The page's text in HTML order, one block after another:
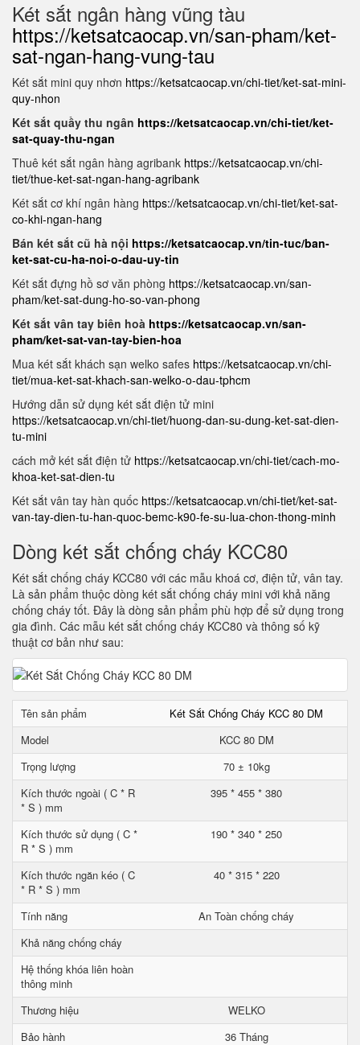
Két sắt ngân hàng vũng tàu
https://ketsatcaocap.vn/san-pham/ket-
sat-ngan-hang-vung-tau
Két sắt mini quy nhơn https://ketsatcaocap.vn/chi-tiet/ket-sat-mini-
quy-nhon
Két sắt quầy thu ngân https://ketsatcaocap.vn/chi-tiet/ket-
sat-quay-thu-ngan
Thuê két sắt ngân hàng agribank https://ketsatcaocap.vn/chi-
tiet/thue-ket-sat-ngan-hang-agribank
Két sắt cơ khí ngân hàng https://ketsatcaocap.vn/chi-tiet/ket-sat-
co-khi-ngan-hang
Bán két sắt cũ hà nội https://ketsatcaocap.vn/tin-tuc/ban-
ket-sat-cu-ha-noi-o-dau-uy-tin
Két sắt đựng hồ sơ văn phòng https://ketsatcaocap.vn/san-
pham/ket-sat-dung-ho-so-van-phong
Két sắt vân tay biên hoà https://ketsatcaocap.vn/san-
pham/ket-sat-van-tay-bien-hoa
Mua két sắt khách sạn welko safes https://ketsatcaocap.vn/chi-
tiet/mua-ket-sat-khach-san-welko-o-dau-tphcm
Hướng dẫn sử dụng két sắt điện tử mini
https://ketsatcaocap.vn/chi-tiet/huong-dan-su-dung-ket-sat-dien-
tu-mini
cách mở két sắt điện tử https://ketsatcaocap.vn/chi-tiet/cach-mo-
khoa-ket-sat-dien-tu
Két sắt vân tay hàn quốc https://ketsatcaocap.vn/chi-tiet/ket-sat-
van-tay-dien-tu-han-quoc-bemc-k90-fe-su-lua-chon-thong-minh
Dòng két sắt chống cháy KCC80
Két sắt chống cháy KCC80 với các mẫu khoá cơ, điện tử, vân tay.
Là sản phẩm thuộc dòng két sắt chống cháy mini với khả năng
chống cháy tốt. Đây là dòng sản phẩm phù hợp để sử dụng trong
gia đình. Các mẫu két sắt chống cháy KCC80 và thông số kỹ
thuật cơ bản như sau:
Tên sản phẩm
Két Sắt Chống Cháy KCC 80 DM
Model
KCC 80 DM
Trọng lượng
70 ± 10kg
Kích thước ngoài ( C * R
* S ) mm
395 * 455 * 380
Kích thước sử dụng ( C *
R * S ) mm
190 * 340 * 250
Kích thước ngăn kéo ( C
* R * S ) mm
40 * 315 * 220
Tính năng
An Toàn chống cháy
Khả năng chống cháy
Hệ thống khóa liên hoàn
thông minh
Thương hiệu
WELKO
Bảo hành
36 Tháng